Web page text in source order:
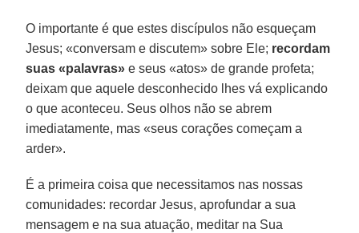
O importante é que estes discípulos não esqueçam
Jesus; «conversam e discutem» sobre Ele; recordam
suas «palavras» e seus «atos» de grande profeta;
deixam que aquele desconhecido lhes vá explicando
o que aconteceu. Seus olhos não se abrem
imediatamente, mas «seus corações começam a
arder».
É a primeira coisa que necessitamos nas nossas
comunidades: recordar Jesus, aprofundar a sua
mensagem e na sua atuação, meditar na Sua